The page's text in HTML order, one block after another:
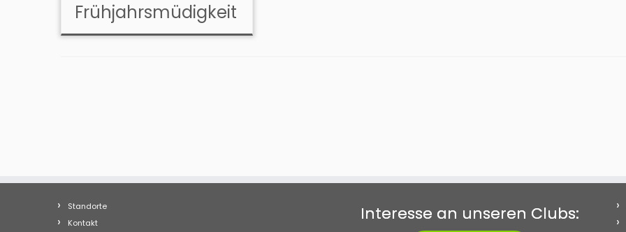
Frühjahrsmüdigkeit
Standorte
Kontakt
Interesse an unseren Clubs: